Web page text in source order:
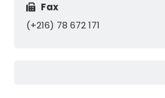
Fax
(+216) 78 672 171